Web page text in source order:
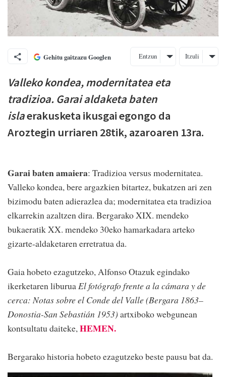
Gehitu gaitzazu Googlen Entzun Itzuli
Valleko kondea, modernitatea eta
tradizioa. Garai aldaketa baten
islaerakusketa ikusgai egongo da
Aroztegin urriaren 28tik, azaroaren 13ra.
Garai baten amaiera: Tradizioa versus modernitatea.
Valleko kondea, bere argazkien bitartez, bukatzen ari zen
bizimodu baten adierazlea da; modernitatea eta tradizioa
elkarrekin azaltzen dira. Bergarako XIX. mendeko
bukaeratik XX. mendeko 30eko hamarkadara arteko
gizarte-aldaketaren erretratua da.
Gaia hobeto ezagutzeko, Alfonso Otazuk egindako
ikerketaren liburuaEl fotógrafo frente a la cámara y de
cerca: Notas sobre el Conde del Valle (Bergara 1863–
Donostia-San Sebastián 1953) artxiboko webgunean
kontsultatu daiteke,HEMEN.
Bergarako historia hobeto ezagutzeko beste pausu bat da.